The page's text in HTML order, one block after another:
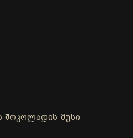
შოკოლადის მუსი